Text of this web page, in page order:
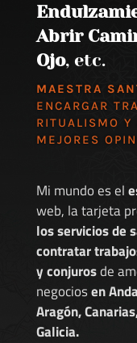
Abrir
Ojo, etc.
MAESTRA
ENCARGAR
RITUALISMO Y
MEJORES
Mi mundo es el
web, la tarjeta
los servicios de
contratar
y conjurosde
negociosen
Aragón,
Galicia.